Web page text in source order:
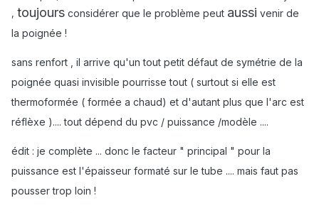
, toujours considérer que le problème peut aussi venir de
la poignée !
sans renfort , il arrive qu'un tout petit défaut de symétrie de la
poignée quasi invisible pourrisse tout ( surtout si elle est
thermoformée ( formée a chaud) et d'autant plus que l'arc est
réflèxe ).... tout dépend du pvc / puissance /modèle ....
édit : je complète ... donc le facteur " principal " pour la
puissance est l'épaisseur formaté sur le tube .... mais faut pas
pousser trop loin !